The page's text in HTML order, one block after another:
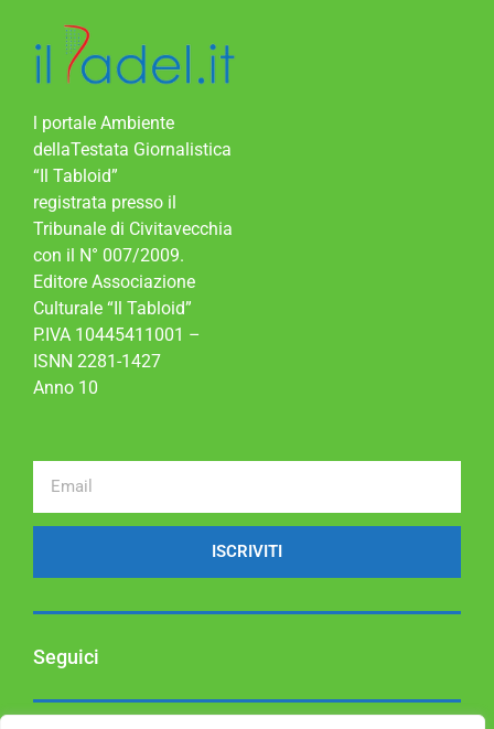
l portale Ambiente
dellaTestata Giornalistica
“Il Tabloid”
registrata presso il
Tribunale di Civitavecchia
con il N° 007/2009.
Editore Associazione
Culturale “Il Tabloid”
P.IVA 10445411001 –
ISNN 2281-1427
Anno 10
ISCRIVITI
Seguici